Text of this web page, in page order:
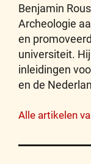
Benjamin
Archeologie
en
universiteit.
inleidingen
en de
Alle artikelen